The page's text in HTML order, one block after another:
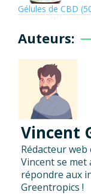
Gélules de CBD
Auteurs:
Vincent
Rédacteur
Vincent se met
répondre aux
Greentropics !